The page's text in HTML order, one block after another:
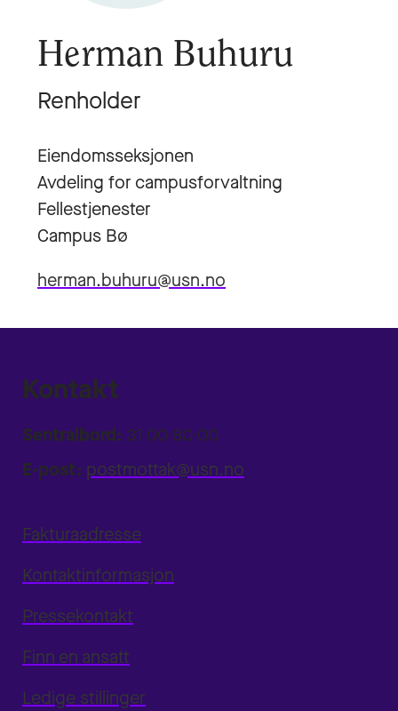
Herman Buhuru
Renholder
Eiendomsseksjonen
Avdeling for campusforvaltning
Fellestjenester
Campus Bø
herman.buhuru@usn.no
Kontakt
Sentralbord: 31 00 80 00
E-post: postmottak@usn.no
Fakturaadresse
Kontaktinformasjon
Pressekontakt
Finn en ansatt
Ledige stillinger